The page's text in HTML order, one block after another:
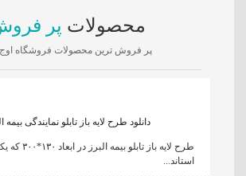
محصولات پر
پر فروش ترین محصولات فروشگاه اوج
دانلود طرح لایه باز تابلو نمایندگی بیمه
طرح لایه باز تابلو
استاند...